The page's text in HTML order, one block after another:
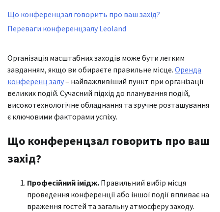
Що конференцзал говорить про ваш захід?
Переваги конференцзалу Leoland
Організація масштабних заходів може бути легким
завданням, якщо ви обираєте правильне місце. Оренда
конференц залу– найважливіший пункт при організації
великих подій. Сучасний підхід до планування подій,
високотехнологічне обладнання та зручне розташування
є ключовими факторами успіху.
Що конференцзал говорить про ваш
захід?
Професійний імідж. Правильний вибір місця
проведення конференції або іншої події впливає на
враження гостей та загальну атмосферу заходу.